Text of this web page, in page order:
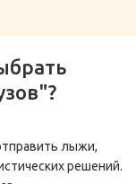
лыжи,
решений.